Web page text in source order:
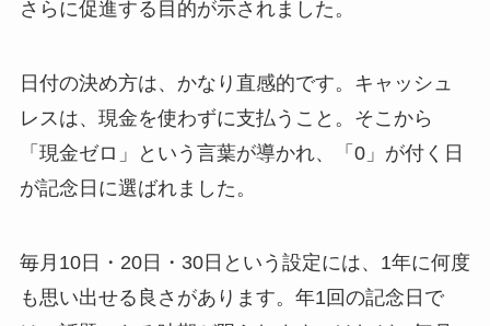
さらに促進する目的が示されました。
日付の決め方は、かなり直感的です。キャッシュ
レスは、現金を使わずに支払うこと。そこから
「現金ゼロ」という言葉が導かれ、「0」が付く日
が記念日に選ばれました。
毎月10日・20日・30日という設定には、1年に何度
も思い出せる良さがあります。年1回の記念日で